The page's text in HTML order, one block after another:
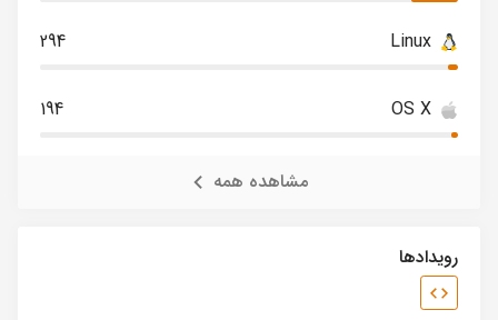
Linux
294
OS X
194
مشاهده همه
رویدادها